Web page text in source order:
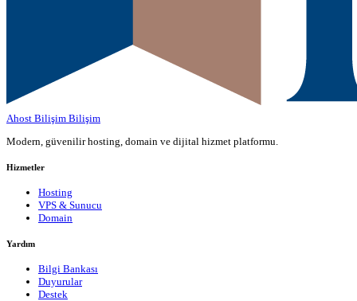
Ahost Bilişim Bilişim
Modern, güvenilir hosting, domain ve dijital hizmet platformu.
Hizmetler
Hosting
VPS & Sunucu
Domain
Yardım
Bilgi Bankası
Duyurular
Destek